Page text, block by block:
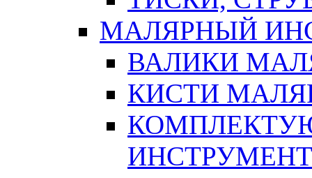
МАЛЯРНЫЙ
ВАЛИКИ
КИСТИ